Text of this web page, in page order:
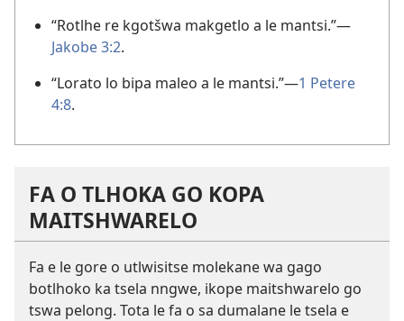
“Rotlhe re kgotšwa makgetlo a le mantsi.”—
Jakobe 3:2.
“Lorato lo bipa maleo a le mantsi.”—1 Petere
4:8.
FA O TLHOKA GO KOPA
MAITSHWARELO
Fa e le gore o utlwisitse molekane wa gago
botlhoko ka tsela nngwe, ikope maitshwarelo go
tswa pelong. Tota le fa o sa dumalane le tsela e